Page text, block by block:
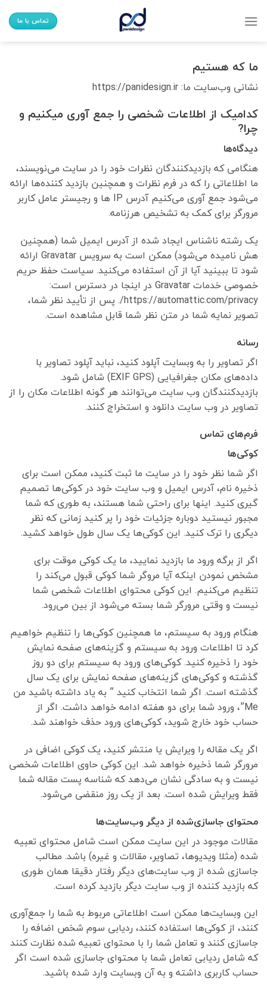
تماس با ما
ما که هستیم
نشانی وب‌سایت ما: https://panidesign.ir
کدامیک از اطلاعات شخصی را جمع آوری میکنیم و
چرا?
دیدگاه‌ها
هنگامی که بازدیدکنندگان نظرات خود را در سایت می‌نویسند،
ما اطلاعاتی را که در فرم نظرات و همچنین بازدید کننده‌ها ارائه
می‌شود جمع آوری می‌کنیم آدرس IP ها و رجیستر عامل کاربر
مرورگر برای کمک به تشخیص هرزنامه.
یک رشته ناشناس ایجاد شده از آدرس ایمیل شما (همچنین
هش نامیده می‌شود) ممکن است به سرویس Gravatar ارائه
شود تا ببینید آیا از آن استفاده می‌کنید. سیاست حفظ حریم
خصوصی خدمات Gravatar در اینجا در دسترس است:
https://automattic.com/privacy/. پس از تأیید نظر شما،
تصویر نمایه شما در متن نظر شما قابل مشاهده است.
رسانه
اگر تصاویر را به وبسایت آپلود کنید، نباید آپلود تصاویر با
داده‌های مکان جغرافیایی (EXIF GPS) شامل شود.
بازدیدکنندگان وب سایت می‌توانند هر گونه اطلاعات مکان را از
تصاویر در وب سایت دانلود و استخراج کنند.
فرم‌های تماس
کوکی‌ها
اگر شما نظر خود را در سایت ما ثبت کنید، ممکن است برای
ذخیره نام، آدرس ایمیل و وب سایت خود در کوکی‌ها تصمیم
گیری کنید. اینها برای راحتی شما هستند، به طوری که شما
مجبور نیستید دوباره جزئیات خود را پر کنید زمانی که نظر
دیگری را ترک کنید. این کوکی‌ها یک سال طول خواهد کشید.
اگر از برگه ورود ما بازدید نمایید، ما یک کوکی موقت برای
مشخص نمودن اینکه آیا مروگر شما کوکی قبول می‌کند را
تنظیم می‌کنیم. این کوکی محتوای اطلاعات شخصی شما
نیست و وقتی مرورگر شما بسته می‌شود از بین می‌رود.
هنگام ورود به سیستم، ما همچنین کوکی‌ها را تنظیم خواهیم
کرد تا اطلاعات ورود به سیستم و گزینه‌های صفحه نمایش
خود را ذخیره کنید. کوکی‌های ورود به سیستم برای دو روز
گذشته و کوکی‌های گزینه‌های صفحه نمایش برای یک سال
گذشته است. اگر شما انتخاب کنید ” به یاد داشته باشید من
Me”، ورود شما برای دو هفته ادامه خواهد داشت. اگر از
حساب خود خارج شوید، کوکی‌های ورود حذف خواهند شد.
اگر یک مقاله را ویرایش یا منتشر کنید، یک کوکی اضافی در
مرورگر شما ذخیره خواهد شد. این کوکی حاوی اطلاعات شخصی
نیست و به سادگی نشان می‌دهد که شناسه پست مقاله شما
فقط ویرایش شده است. بعد از یک روز منقضی می‌شود.
محتوای جاسازی‌شده از دیگر وب‌سایت‌ها
مقالات موجود در این سایت ممکن است شامل محتوای تعبیه
شده (مثلا ویدیوها، تصاویر، مقالات و غیره) باشد. مطالب
جاسازی شده از وب سایت‌های دیگر رفتار دقیقا همان طوری
که بازدید کننده از وب سایت دیگر بازدید کرده است.
این وبسایت‌ها ممکن است اطلاعاتی مربوط به شما را جمع‌آوری
کنند، از کوکی‌ها استفاده کنند، ردیابی سوم شخص اضافه را
جاسازی کنند و تعامل شما را با محتوای تعبیه شده نظارت کنند
که شامل ردیابی تعامل شما با محتوای جاسازی شده است اگر
حساب کاربری داشته و به آن وبسایت وارد شده باشید.